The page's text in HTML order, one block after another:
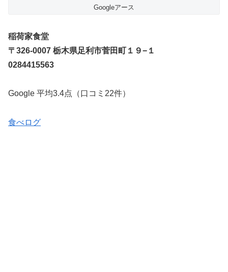
Googleアース
稲荷家食堂
〒326-0007 栃木県足利市菅田町１９−１
0284415563
Google 平均3.4点（口コミ22件）
食べログ